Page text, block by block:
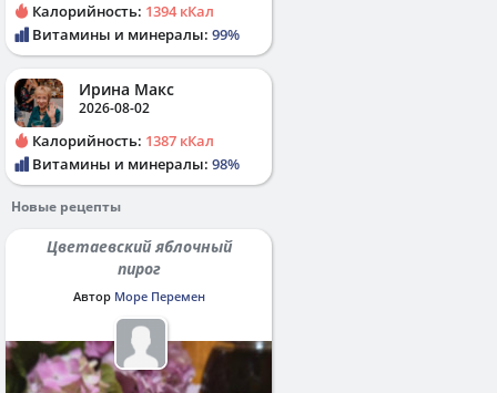
Калорийность: 1394 кКал
Витамины и минералы: 99%
Ирина Макс
2026-08-02
Калорийность: 1387 кКал
Витамины и минералы: 98%
Новые рецепты
Цветаевский яблочный
пирог
Автор Море Перемен